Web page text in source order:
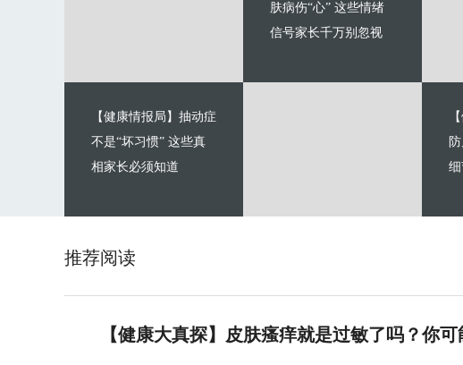
肤病伤“心” 这些情绪
信号家长千万别忽视
【健康情报局】抽动症
不是“坏习惯” 这些真
相家长必须知道
推荐阅读
【健康大真探】皮肤瘙痒就是过敏了吗？你